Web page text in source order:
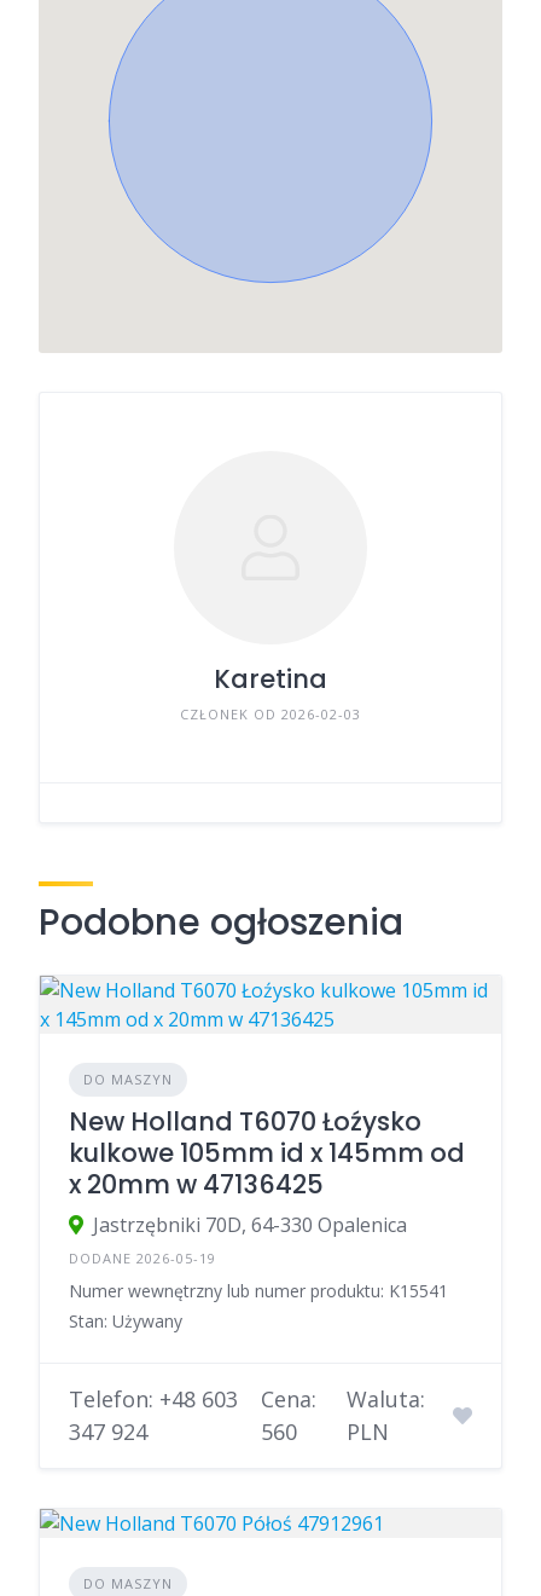
Karetina
CZŁONEK OD 2026-02-03
Podobne ogłoszenia
DO MASZYN
New Holland T6070 Łoźysko
kulkowe 105mm id x 145mm od
x 20mm w 47136425
Jastrzębniki 70D, 64-330 Opalenica
DODANE 2026-05-19
Numer wewnętrzny lub numer produktu: K15541
Stan: Używany
Telefon: +48 603
347 924
Cena:
560
Waluta:
PLN
DO MASZYN